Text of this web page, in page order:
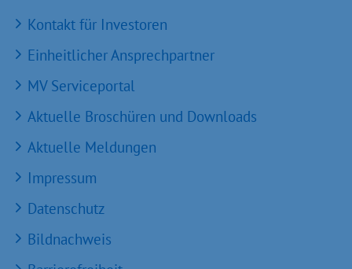
Kontakt für Investoren
Einheitlicher Ansprechpartner
MV Serviceportal
Aktuelle Broschüren und Downloads
Aktuelle Meldungen
Impressum
Datenschutz
Bildnachweis